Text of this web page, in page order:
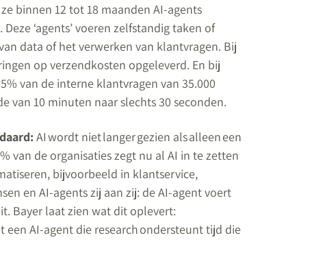
binnen 12 tot 18 maanden AI-agents
‘agents’ voeren zelfstandig taken of
data of het verwerken van klantvragen. Bij
op verzendkosten opgeleverd. En bij
van de interne klantvragen van 35.000
van 10 minuten naar slechts 30 seconden.
AI wordt niet langer gezien als alleen een
van de organisaties zegt nu al AI in te zetten
bijvoorbeeld in klantservice,
en AI-agents zij aan zij: de AI-agent voert
Bayer laat zien wat dit oplevert:
AI-agent die research ondersteunt tijd die